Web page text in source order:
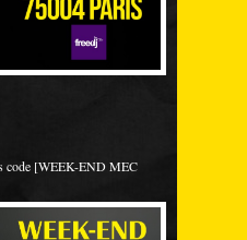
code [WEEK-END MEC